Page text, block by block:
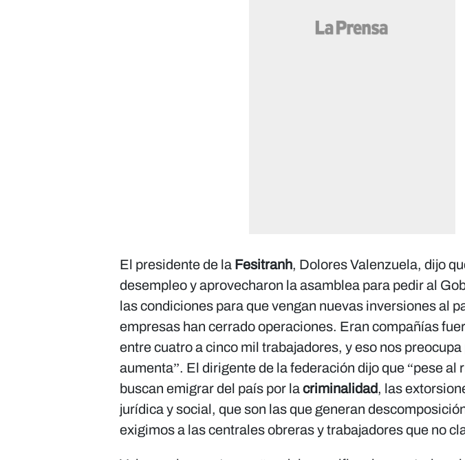
El presidente de la Fesitranh, Dolores Valenzuela, dijo
desempleo y aprovecharon la asamblea para pedir al
las condiciones para que vengan nuevas inversiones al
empresas han cerrado operaciones. Eran compañías
entre cuatro a cinco mil trabajadores, y eso nos
aumenta”. El dirigente de la federación dijo que “pese al
buscan emigrar del país por lacriminalidad, las
jurídica y social, que son las que generan
exigimos a las centrales obreras y trabajadores que no